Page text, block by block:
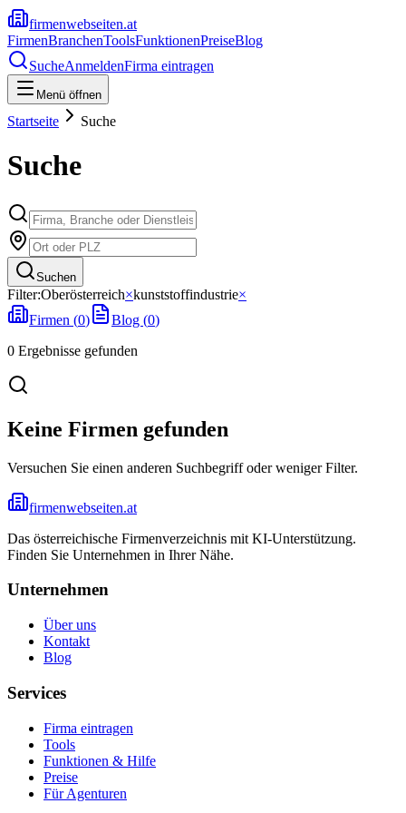
firmenwebseiten.at
FirmenBranchenToolsFunktionenPreiseBlog
SucheAnmeldenFirma eintragen
Menü öffnen
Startseite Suche
Suche
Suchen
Filter:Oberösterreich×kunststoffindustrie×
Firmen (0) Blog (0)
0 Ergebnisse gefunden
Keine Firmen gefunden
Versuchen Sie einen anderen Suchbegriff oder weniger Filter.
firmenwebseiten.at
Das österreichische Firmenverzeichnis mit KI-Unterstützung.
Finden Sie Unternehmen in Ihrer Nähe.
Unternehmen
Über uns
Kontakt
Blog
Services
Firma eintragen
Tools
Funktionen & Hilfe
Preise
Für Agenturen